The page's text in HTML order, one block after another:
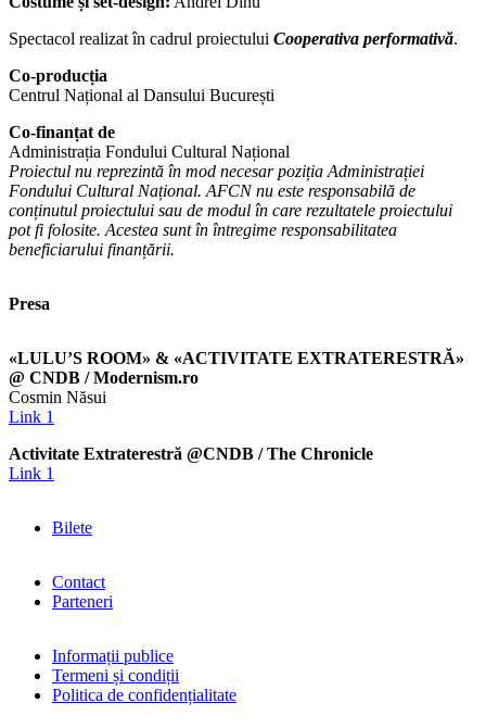
Spectacol realizat în cadrul proiectului Cooperativa performativă.
Co-producția
Centrul Național al Dansului București
Co-finanțat de
Administrația Fondului Cultural Național
Proiectul nu reprezintă în mod necesar poziția Administrației
Fondului Cultural Național. AFCN nu este responsabilă de
conținutul proiectului sau de modul în care rezultatele proiectului
pot fi folosite. Acestea sunt în întregime responsabilitatea
beneficiarului finanțării.
Presa
«LULU’S ROOM» & «ACTIVITATE EXTRATERESTRĂ»
@ CNDB / Modernism.ro
Cosmin Năsui
Link 1
Activitate Extraterestră @CNDB / The Chronicle
Link 1
Bilete
Contact
Parteneri
Informații publice
Termeni și condiții
Politica de confidențialitate